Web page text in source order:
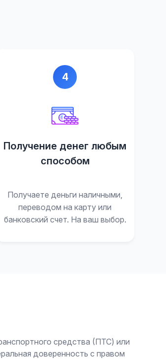
4
Получение денег любым
способом
Получаете деньги наличными,
переводом на карту или
банковский счет. На ваш выбор.
средства (ПТС) или
доверенность с правом